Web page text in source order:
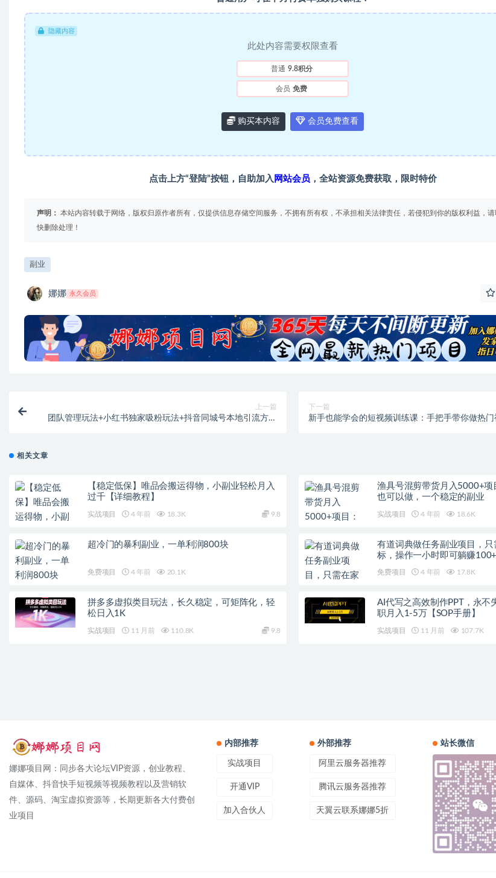
隐藏内容
此处内容需要权限查看
普通 9.8积分
会员 免费
购买本内容 会员免费查看
点击上方“登陆”按钮，自助加入 网站会员 ，全站资源免费获取，限时特价
声明： 本站内容转载于网络，版权归原作者所有，仅提供信息存储空间服务，不拥有所有权，不承担相关法律责任，若侵犯到你的版权利益，
快删除处理！
副业
娜娜 永久会员
上一篇
团队管理玩法+小红书独家吸粉玩法+抖音同城号本地引流方法
下一篇
新手也能学会的短视频训练课：手把手带你做热门
相关文章
【稳定低保】唯品会搬运得物，小副业轻松月入
过千【详细教程】
实战项目 4 年前 18.3K 9.8
渔具号混剪带货月入5000+项
也可以做，一个稳定的副业
实战项目 4 年前 18.6K
超冷门的暴利副业，一单利润800块
免费项目 4 年前 20.1K
有道词典做任务副业项目，只
标，操作一小时即可躺赚100+
免费项目 4 年前 17.8K
拼多多虚拟类目玩法，长久稳定，可矩阵化，轻
松日入1K
实战项目 11 月前 110.8K 9.8
AI代写之高效制作PPT，永不
职月入1-5万【SOP手册】
实战项目 11 月前 107.7K
娜娜项目网：同步各大论坛VIP资源，创业教程、
自媒体、抖音快手短视频等视频教程以及营销软
件、源码、淘宝虚拟资源等，长期更新各大付费创
业项目
内部推荐
实战项目
开通VIP
加入合伙人
外部推荐
阿里云服务器推荐
腾讯云服务器推荐
天翼云联系娜娜5折
站长微信